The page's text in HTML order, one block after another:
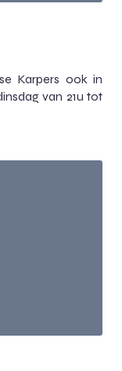
Karpers ook in
van 21u tot